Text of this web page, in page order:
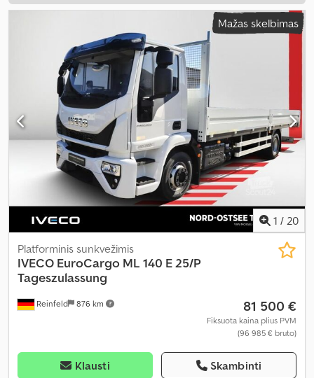
Mažas skelbimas
1 / 20
Reinfeld 876 km
Platforminis sunkvežimis
IVECO EuroCargo ML 140 E 25/P
Tageszulassung
81 500 €
Fiksuota kaina plius PVM
(96 985 € bruto)
Klausti Skambinti